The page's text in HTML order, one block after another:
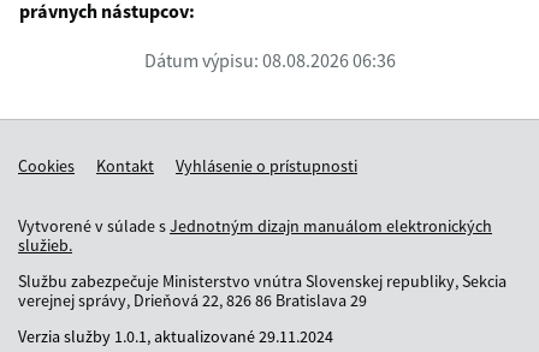
právnych nástupcov:
Dátum výpisu: 08.08.2026 06:36
Cookies Kontakt Vyhlásenie o prístupnosti
Vytvorené v súlade sJednotným dizajn manuálom elektronických
služieb.
Službu zabezpečuje Ministerstvo vnútra Slovenskej republiky, Sekcia
verejnej správy, Drieňová 22, 826 86 Bratislava 29
Verzia služby 1.0.1,aktualizované29.11.2024